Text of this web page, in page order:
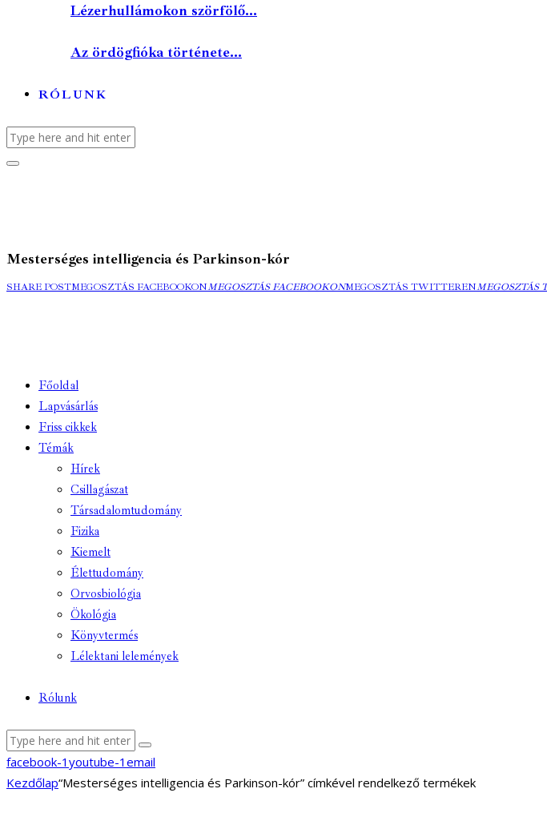
Lézerhullámokon szörfölő...
Az ördögfióka története...
RÓLUNK
Mesterséges intelligencia és Parkinson-kór
SHARE POSTMEGOSZTÁS FACEBOOKONMEGOSZTÁS FACEBOOKONMEGOSZTÁS TWITTERENMEGOSZTÁS
Főoldal
Lapvásárlás
Friss cikkek
Témák
Hírek
Csillagászat
Társadalomtudomány
Fizika
Kiemelt
Élettudomány
Orvosbiológia
Ökológia
Könyvtermés
Lélektani lelemények
Rólunk
facebook-1 youtube-1 email
Kezdőlap“Mesterséges intelligencia és Parkinson-kór” címkével rendelkező termékek